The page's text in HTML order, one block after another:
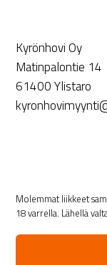
Kyrönhovi Oy
Matinpalontie 14
61400 Ylistaro
Molemmat liikkeet
18 varrella. Lähellä